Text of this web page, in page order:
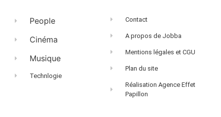
People
Cinéma
Musique
Technlogie
Contact
A propos de Jobba
Mentions légales et CGU
Plan du site
Réalisation Agence Effet
Papillon